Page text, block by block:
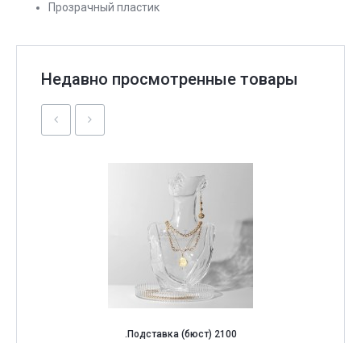
Прозрачный пластик
Недавно просмотренные товары
.Подставка (бюст) 2100